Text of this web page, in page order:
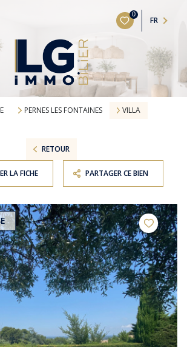
0
FR
PERNES LES FONTAINES VILLA
RETOUR
LA FICHE PARTAGER CE BIEN